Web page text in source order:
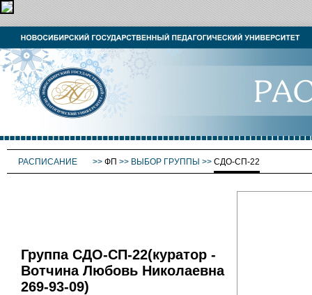
РАСПИСАНИЕ >> ФП >> ВЫБОР ГРУППЫ >> СДО-СП-22
Группа СДО-СП-22(куратор -
Вотчина Любовь Николаевна
269-93-09)